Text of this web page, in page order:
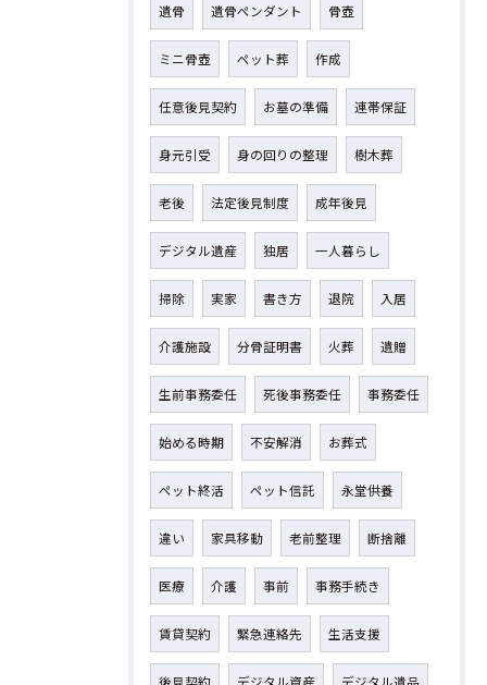
遺骨 遺骨ペンダント 骨壺
ミニ骨壺 ペット葬 作成
任意後見契約 お墓の準備 連帯保証
身元引受 身の回りの整理 樹木葬
老後 法定後見制度 成年後見
デジタル遺産 独居 一人暮らし
掃除 実家 書き方 退院 入居
介護施設 分骨証明書 火葬 遺贈
生前事務委任 死後事務委任 事務委任
始める時期 不安解消 お葬式
ペット終活 ペット信託 永堂供養
違い 家具移動 老前整理 断捨離
医療 介護 事前 事務手続き
賃貸契約 緊急連絡先 生活支援